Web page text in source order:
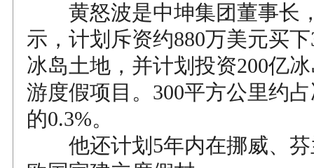
黄怒波是中坤集团董事长
示，计划斥资约880万美元买
冰岛土地，并计划投资200亿
游度假项目。300平方公里约
的0.3%。
他还计划5年内在挪威、芬